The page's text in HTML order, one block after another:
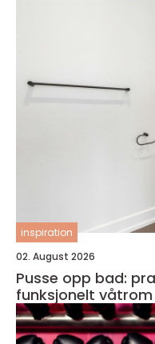
inspiration
02. August 2026
Pusse opp bad:
funksjonelt våtrom